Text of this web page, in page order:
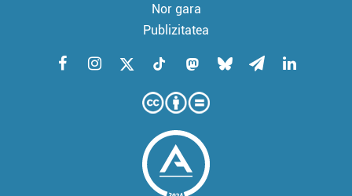
Nor gara
Publizitatea